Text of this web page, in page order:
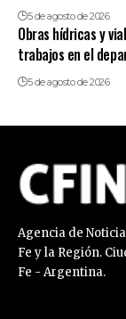
5 de agosto de 2026
Obras hídricas y
trabajos en el
5 de agosto de 2026
Agencia de
Fe y la Región.
Fe - Argentina.